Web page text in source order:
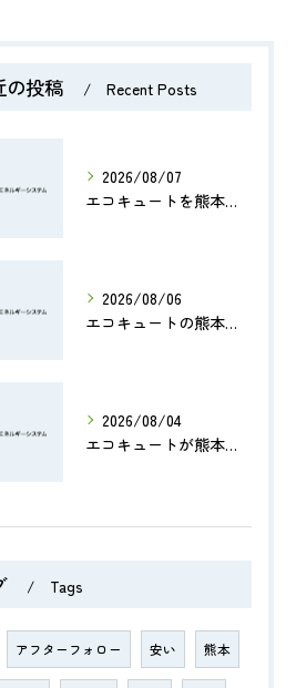
の投稿 Recent Posts
2026/08/07
エコキュートを熊本県のマンションで導入する際の費用・補助金・設置ポイントを徹底解説
2026/08/06
エコキュートの熊本県修理費用や評判から業者選びと交換判断まで徹底解説
2026/08/04
エコキュートが熊本県で地震後に安全に使えるか確認する手順と補助金情報まとめ
Tags
アフターフォロー 安い 熊本